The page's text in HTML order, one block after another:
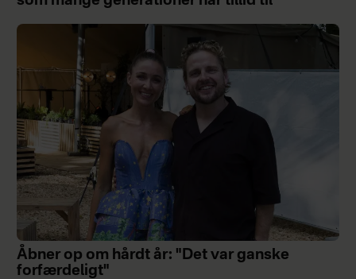
Åbner op om hårdt år: "Det var ganske
forfærdeligt"